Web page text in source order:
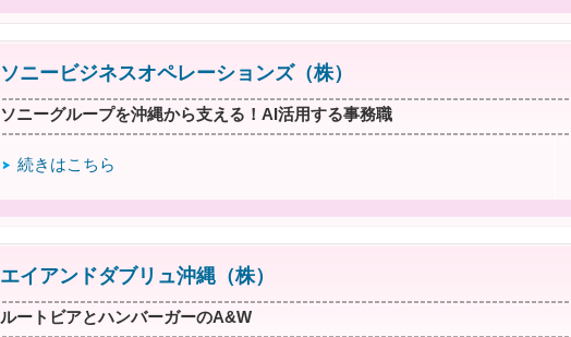
ソニービジネスオペレーションズ（株）
ソニーグループを沖縄から支える！AI活用する事務職
続きはこちら
エイアンドダブリュ沖縄（株）
ルートビアとハンバーガーのA&W